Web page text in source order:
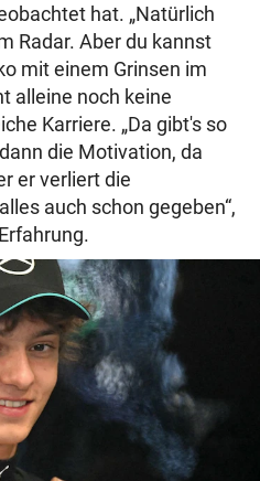
hat. „Natürlich
Radar. Aber du kannst
mit einem Grinsen im
alleine noch keine
Karriere. „Da gibt's so
die Motivation, da
er verliert die
auch schon gegeben“,